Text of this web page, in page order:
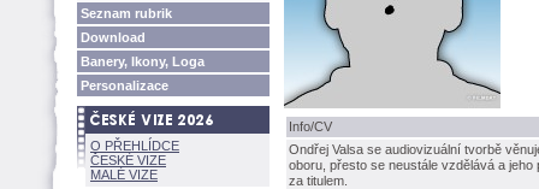
Seznam rubrik
Download
Banery, Ikony, Loga
Personalizace
O PŘEHLÍDCE
ČESKÉ VIZE
MALÉ VIZE
Info/CV
Ondřej Valsa se audiovizuální tvorbě
oboru, přesto se neustále vzdělává a
za titulem.